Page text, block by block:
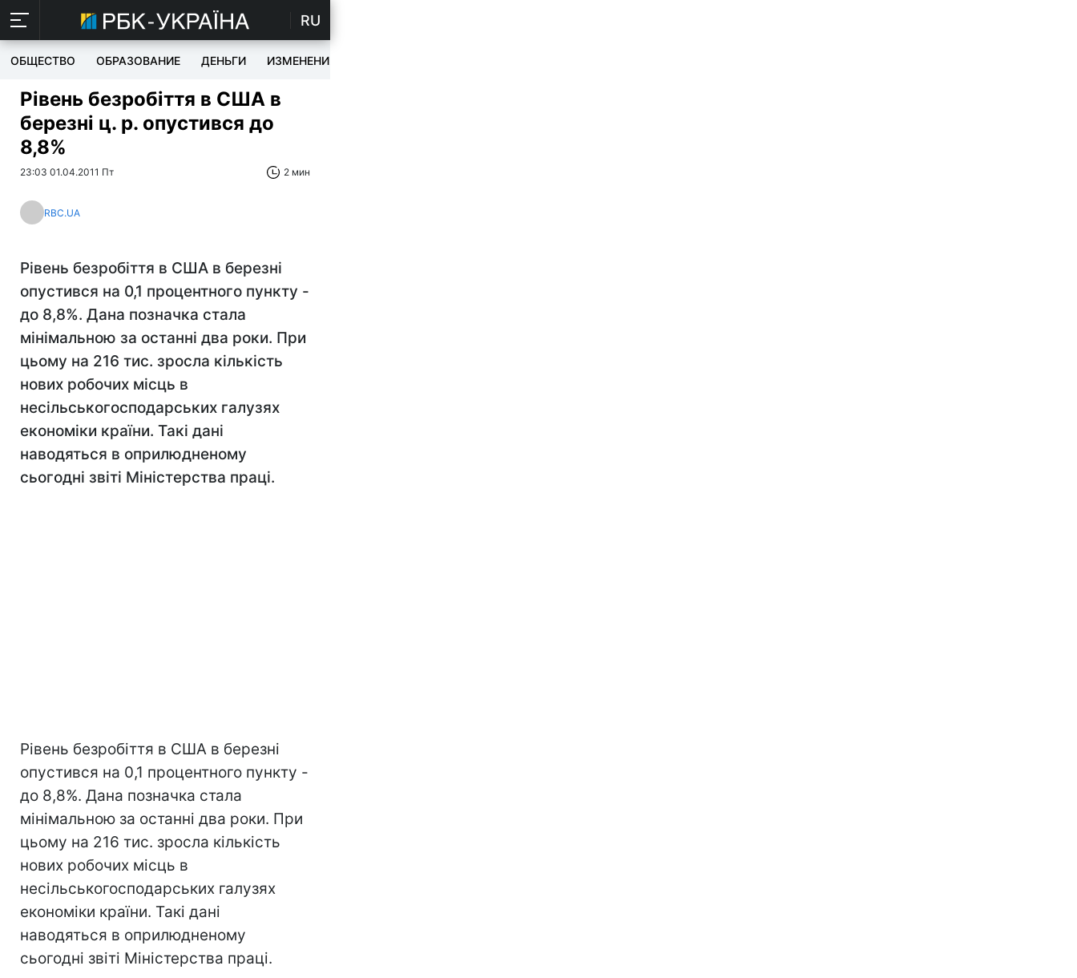
RU
ОБЩЕСТВО ОБРАЗОВАНИЕ ДЕНЬГИ ИЗМЕНЕНИЯ
Рівень безробіття в США в
березні ц. р. опустився до
8,8%
23:03 01.04.2011 Пт 2 мин
RBC.UA
Рівень безробіття в США в березні
опустився на 0,1 процентного пункту -
до 8,8%. Дана позначка стала
мінімальною за останні два роки. При
цьому на 216 тис. зросла кількість
нових робочих місць в
несільськогосподарських галузях
економіки країни. Такі дані
наводяться в оприлюдненому
сьогодні звіті Міністерства праці.
Рівень безробіття в США в березні
опустився на 0,1 процентного пункту -
до 8,8%. Дана позначка стала
мінімальною за останні два роки. При
цьому на 216 тис. зросла кількість
нових робочих місць в
несільськогосподарських галузях
економіки країни. Такі дані
наводяться в оприлюдненому
сьогодні звіті Міністерства праці.